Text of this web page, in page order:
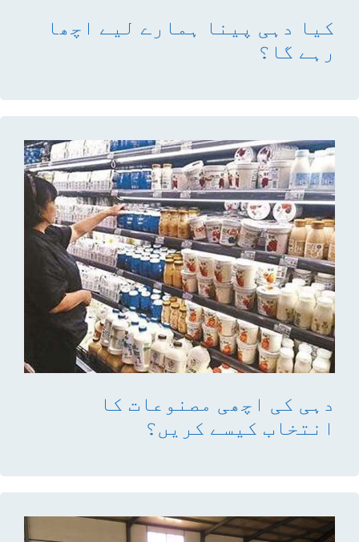
کیا دہی پینا ہمارے لیے اچھا
رہے گا؟
دہی کی اچھی مصنوعات کا
انتخاب کیسے کریں؟